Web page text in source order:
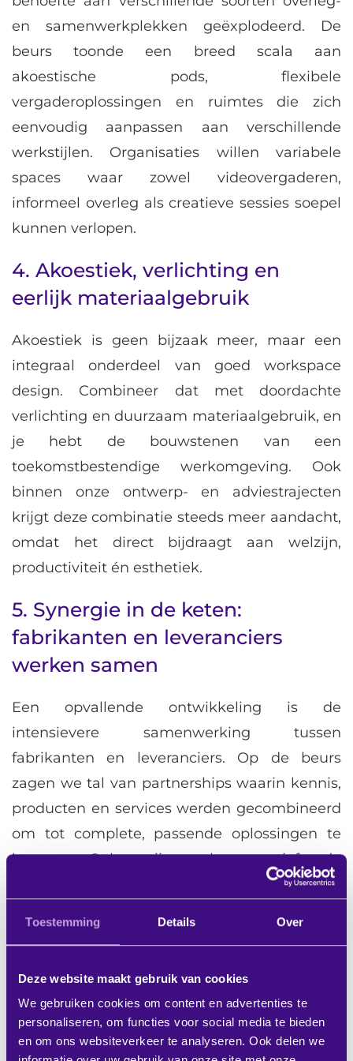
Toestemming Details Over
Deze website maakt gebruik van cookies
We gebruiken cookies om content en advertenties te
personaliseren, om functies voor social media te bieden
en om ons websiteverkeer te analyseren. Ook delen we
en samenwerkplekken geëxplodeerd. De
beurs toonde een breed scala aan
akoestische pods, flexibele
vergaderoplossingen en ruimtes die zich
eenvoudig aanpassen aan verschillende
werkstijlen. Organisaties willen variabele
spaces waar zowel videovergaderen,
informeel overleg als creatieve sessies soepel
kunnen verlopen.
4. Akoestiek, verlichting en
eerlijk materiaalgebruik
Akoestiek is geen bijzaak meer, maar een
integraal onderdeel van goed workspace
design. Combineer dat met doordachte
verlichting en duurzaam materiaalgebruik, en
je hebt de bouwstenen van een
toekomstbestendige werkomgeving. Ook
binnen onze ontwerp- en adviestrajecten
krijgt deze combinatie steeds meer aandacht,
omdat het direct bijdraagt aan welzijn,
productiviteit én esthetiek.
5. Synergie in de keten:
fabrikanten en leveranciers
werken samen
Een opvallende ontwikkeling is de
intensievere samenwerking tussen
fabrikanten en leveranciers. Op de beurs
zagen we tal van partnerships waarin kennis,
producten en services werden gecombineerd
om tot complete, passende oplossingen te
komen. Ook wij zoeken actief de
samenwerking op om complete,
interieur tot AV- en IT-technologie.
6. Ruimte-in-ruimte en divers
ingerichte zones
Van akoestische ruimtes-in-ruimtes tot zones